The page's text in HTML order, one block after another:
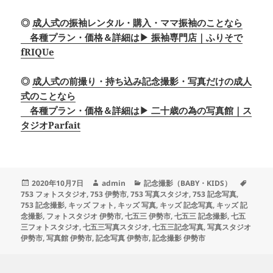
◎ 成人式の振袖レンタル・購入・ママ振袖のことなら
各種プラン・価格＆詳細は▶ 振袖専門店｜ふりそで
fRIQUe
◎ 成人式の前撮り・持ち込み記念撮影・写真だけの成人
式のことなら
各種プラン・価格＆詳細は▶ 二十歳の為の写真館｜ス
タジオParfait
投
稿
日:
2020年10月7日
作
成
者
admin
カ
テ
ゴ
リ
ー
記念撮影（BABY・KIDS）
タ
グ
753 フォトスタジオ,753 伊勢市,753 写真スタジオ,753 記念写真,
753 記念撮影, キッズ フォト, キッズ 写真, キッズ 記念写真, キッズ 記
念撮影, フォトスタジオ 伊勢市,七五三 伊勢市,七五三 記念撮影,七五
三フォトスタジオ,七五三写真スタジオ,七五三記念写真,写真スタジオ
伊勢市,写真館 伊勢市,記念写真 伊勢市,記念撮影 伊勢市